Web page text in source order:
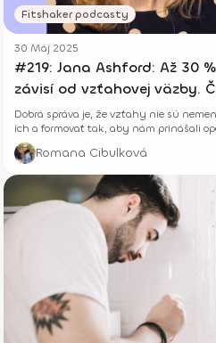
Fitshaker podcasty
30 Máj 2025
#219: Jana Ashford: Až 30
závisí od vzťahovej väzby.
detstva?
Dobrá správa je, že vzťahy nie sú
ich a formovať tak, aby nám prinášali
Romana Cibulková